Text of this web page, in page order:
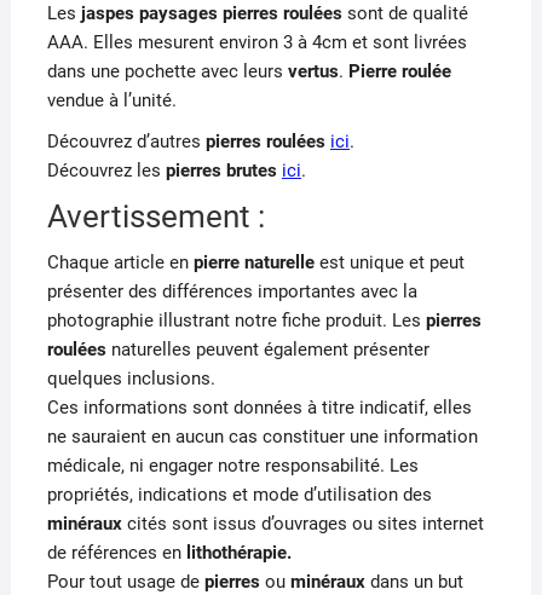
Les jaspes paysages pierres rouléessont de qualité
AAA. Elles mesurent environ 3 à 4cm et sont livrées
dans une pochette avec leurs vertus. Pierre roulée
vendue à l’unité.
Découvrez d’autres pierres roulées ici.
Découvrez les pierres brutes ici.
Avertissement :
Chaque article enpierre naturelleest unique et peut
présenter des différences importantes avec la
photographie illustrant notre fiche produit. Les pierres
rouléesnaturelles peuvent également présenter
quelques inclusions.
Ces informations sont données à titre indicatif, elles
ne sauraient en aucun cas constituer une information
médicale, ni engager notre responsabilité. Les
propriétés, indications et mode d’utilisation des
minérauxcités sont issus d’ouvrages ou sites internet
de références en lithothérapie.
Pour tout usage de pierresou minérauxdans un but